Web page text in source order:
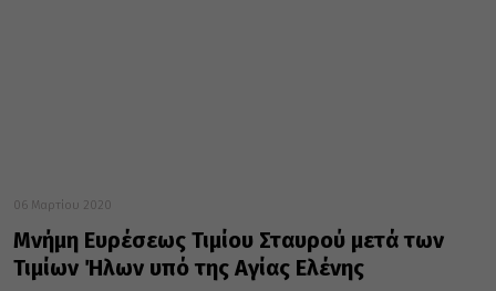
06 Μαρτίου 2020
Μνήμη Ευρέσεως Τιμίου Σταυρού μετά των
Τιμίων Ήλων υπό της Αγίας Ελένης